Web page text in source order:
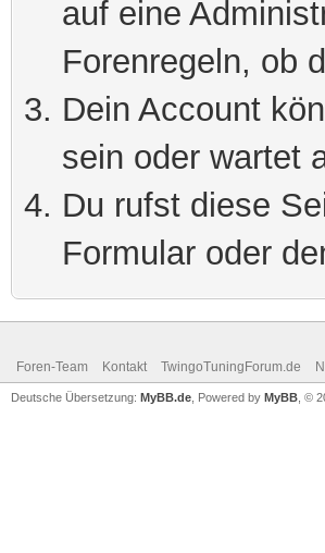
auf eine
Forenregeln, ob
Dein Account
sein oder wartet
Du rufst diese
Formular oder
Foren-Team Kontakt TwingoTuningForum.de
Deutsche Übersetzung: MyBB.de , Powered by MyBB , ©